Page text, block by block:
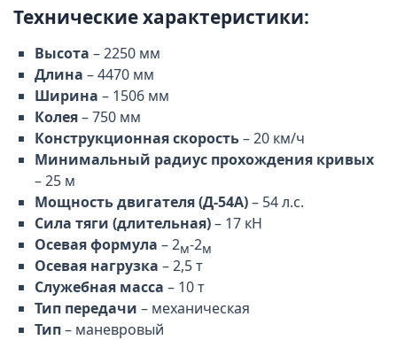
Технические характеристики:
Высота – 2250 мм
Длина – 4470 мм
Ширина – 1506 мм
Колея– 750 мм
Конструкционная скорость– 20 км/ч
Минимальный радиус прохождения кривых
– 25 м
Мощность двигателя (Д-54А)– 54 л.с.
Сила тяги (длительная)– 17 кН
Осевая формула – 2м-2м
Осевая нагрузка – 2,5 т
Служебная масса – 10 т
Тип передачи – механическая
Тип– маневровый